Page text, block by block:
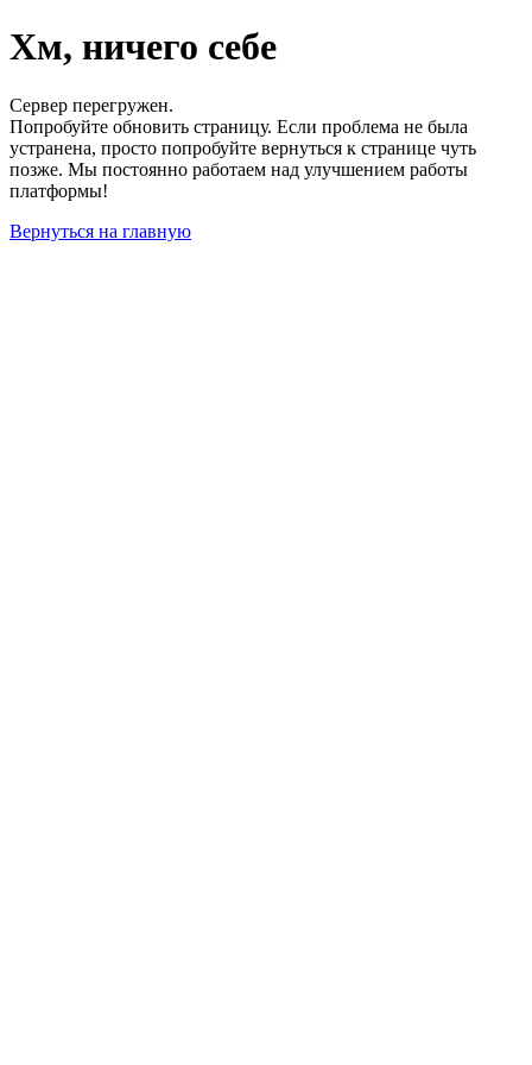
Хм, ничего себе
Сервер перегружен.
Попробуйте обновить страницу. Если проблема не была
устранена, просто попробуйте вернуться к странице чуть
позже. Мы постоянно работаем над улучшением работы
платформы!
Вернуться на главную